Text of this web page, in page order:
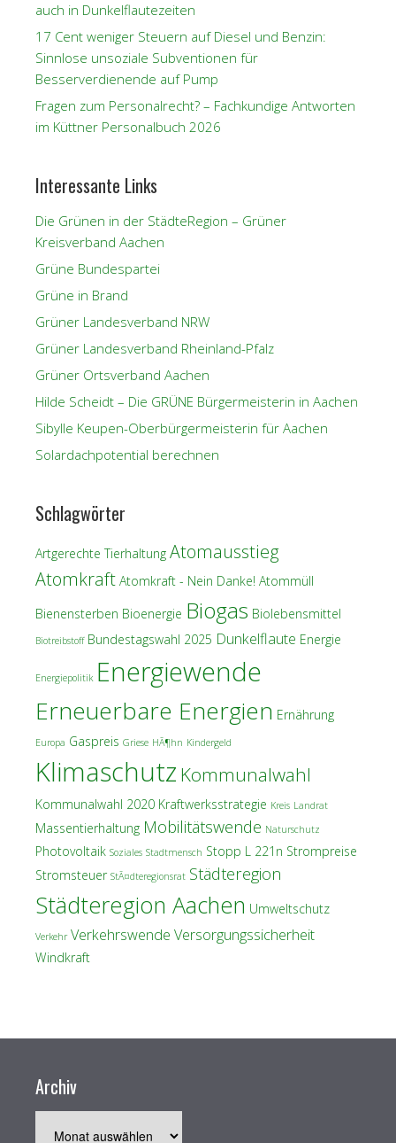
auch in Dunkelflautezeiten
17 Cent weniger Steuern auf Diesel und Benzin:
Sinnlose unsoziale Subventionen für
Besserverdienende auf Pump
Fragen zum Personalrecht? – Fachkundige Antworten
im Küttner Personalbuch 2026
Interessante Links
Die Grünen in der StädteRegion – Grüner
Kreisverband Aachen
Grüne Bundespartei
Grüne in Brand
Grüner Landesverband NRW
Grüner Landesverband Rheinland-Pfalz
Grüner Ortsverband Aachen
Hilde Scheidt – Die GRÜNE Bürgermeisterin in Aachen
Sibylle Keupen-Oberbürgermeisterin für Aachen
Solardachpotential berechnen
Schlagwörter
Artgerechte Tierhaltung Atomausstieg
Atomkraft Atomkraft - Nein Danke! Atommüll
Bienensterben Bioenergie Biogas Biolebensmittel
Biotreibstoff Bundestagswahl 2025 Dunkelflaute Energie
Energiepolitik Energiewende
Erneuerbare Energien Ernährung
Europa Gaspreis Griese HÃ¶hn Kindergeld
Klimaschutz Kommunalwahl
Kommunalwahl 2020 Kraftwerksstrategie Kreis Landrat
Massentierhaltung Mobilitätswende Naturschutz
Photovoltaik Soziales Stadtmensch Stopp L 221n Strompreise
Stromsteuer StÃ¤dteregionsrat Städteregion
Städteregion Aachen Umweltschutz
Verkehr Verkehrswende Versorgungssicherheit
Windkraft
Archiv